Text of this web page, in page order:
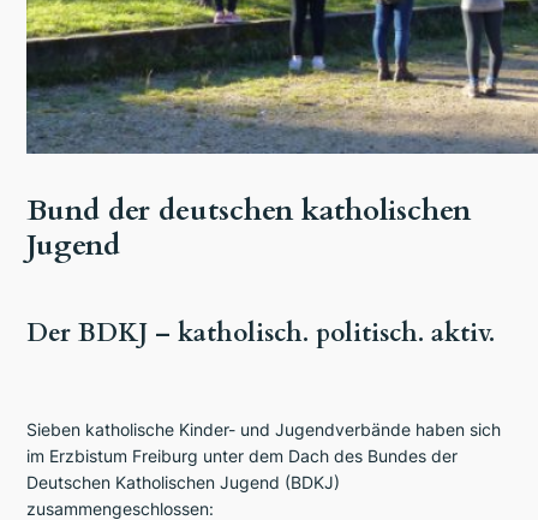
Bund der deutschen katholischen
Jugend
Der BDKJ – katholisch. politisch. aktiv.
Sieben katholische Kinder- und Jugendverbände haben sich
im Erzbistum Freiburg unter dem Dach des Bundes der
Deutschen Katholischen Jugend (BDKJ)
zusammengeschlossen: